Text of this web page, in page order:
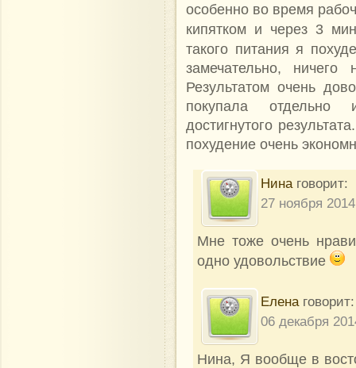
особенно во время
кипятком и через 3
такого питания я
замечательно,
Результатом очень
покупала
достигнутого
похудение очень
Нина говорит:
27 ноября
Мне тоже очень
одно удовольствие
Eлена говорит:
06 декабря
Нина, Я вообще в